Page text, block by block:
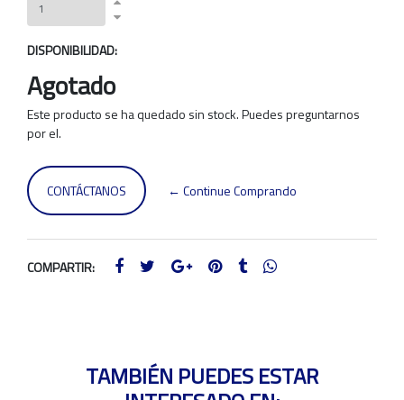
DISPONIBILIDAD:
Agotado
Este producto se ha quedado sin stock. Puedes preguntarnos
por el.
CONTÁCTANOS ← Continue Comprando
COMPARTIR:
TAMBIÉN PUEDES ESTAR